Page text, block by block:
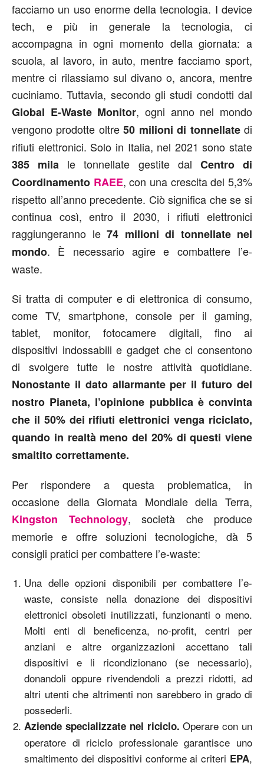
facciamo un uso enorme della tecnologia. I device
tech, e più in generale la tecnologia, ci
accompagna in ogni momento della giornata: a
scuola, al lavoro, in auto, mentre facciamo sport,
mentre ci rilassiamo sul divano o, ancora, mentre
cuciniamo. Tuttavia, secondo gli studi condotti dal
Global E-Waste Monitor, ogni anno nel mondo
vengono prodotte oltre50 milioni di tonnellatedi
rifiuti elettronici. Solo in Italia, nel 2021 sono state
385 mila le tonnellate gestite dal Centro di
Coordinamento RAEE, con una crescita del 5,3%
rispetto all’anno precedente. Ciò significa che se si
continua così, entro il 2030, i rifiuti elettronici
raggiungeranno le 74 milioni di tonnellate nel
mondo. È necessario agire e combattere l’e-
waste.
Si tratta di computer e di elettronica di consumo,
come TV, smartphone, console per il gaming,
tablet, monitor, fotocamere digitali, fino ai
dispositivi indossabili e gadget che ci consentono
di svolgere tutte le nostre attività quotidiane.
Nonostante il dato allarmante per il futuro del
nostro Pianeta, l’opinione pubblica è convinta
che il 50% dei rifiuti elettronici venga riciclato,
quando in realtà meno del 20% di questi viene
smaltito correttamente.
Per rispondere a questa problematica, in
occasione della Giornata Mondiale della Terra,
Kingston Technology, società che produce
memorie e offre soluzioni tecnologiche, dà 5
consigli pratici per combattere l’e-waste:
Una delle opzioni disponibili per combattere l’e-
waste, consiste nella donazione dei dispositivi
elettronici obsoleti inutilizzati, funzionanti o meno.
Molti enti di beneficenza, no-profit, centri per
anziani e altre organizzazioni accettano tali
dispositivi e li ricondizionano (se necessario),
donandoli oppure rivendendoli a prezzi ridotti, ad
altri utenti che altrimenti non sarebbero in grado di
possederli.
Aziende specializzate nel riciclo.Operare con un
operatore di riciclo professionale garantisce uno
smaltimento dei dispositivi conforme ai criteri EPA,